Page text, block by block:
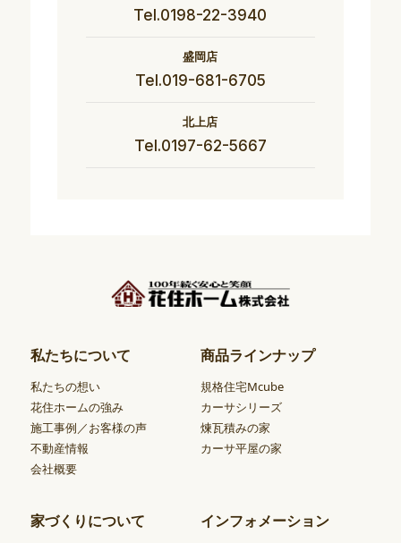
Tel.0198-22-3940
盛岡店
Tel.019-681-6705
北上店
Tel.0197-62-5667
私たちについて
私たちの想い
花住ホームの強み
施工事例／お客様の声
不動産情報
会社概要
商品ラインナップ
規格住宅Mcube
カーサシリーズ
煉瓦積みの家
カーサ平屋の家
家づくりについて インフォメーション